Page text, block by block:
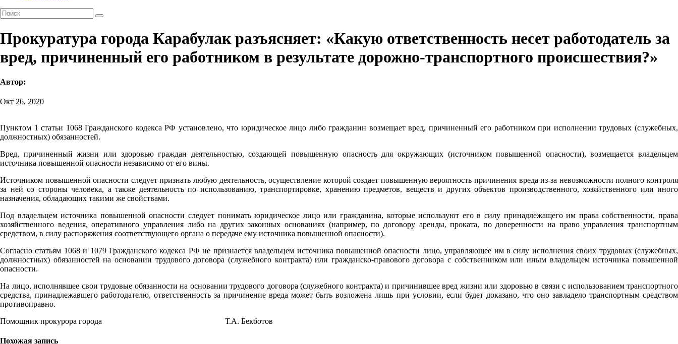
Прокуратура города Карабулак разъясняет: «Какую ответственность несет работодатель за
вред, причиненный его работником в результате дорожно-транспортного происшествия?»
Автор:
Окт 26, 2020
Пунктом 1 статьи 1068 Гражданского кодекса РФ установлено, что юридическое лицо либо гражданин возмещает вред, причиненный его работником при исполнении трудовых (служебных,
должностных) обязанностей.
Вред, причиненный жизни или здоровью граждан деятельностью, создающей повышенную опасность для окружающих (источником повышенной опасности), возмещается владельцем
источника повышенной опасности независимо от его вины.
Источником повышенной опасности следует признать любую деятельность, осуществление которой создает повышенную вероятность причинения вреда из-за невозможности полного контроля
за ней со стороны человека, а также деятельность по использованию, транспортировке, хранению предметов, веществ и других объектов производственного, хозяйственного или иного
назначения, обладающих такими же свойствами.
Под владельцем источника повышенной опасности следует понимать юридическое лицо или гражданина, которые используют его в силу принадлежащего им права собственности, права
хозяйственного ведения, оперативного управления либо на других законных основаниях (например, по договору аренды, проката, по доверенности на право управления транспортным
средством, в силу распоряжения соответствующего органа о передаче ему источника повышенной опасности).
Согласно статьям 1068 и 1079 Гражданского кодекса РФ не признается владельцем источника повышенной опасности лицо, управляющее им в силу исполнения своих трудовых (служебных,
должностных) обязанностей на основании трудового договора (служебного контракта) или гражданско-правового договора с собственником или иным владельцем источника повышенной
опасности.
На лицо, исполнявшее свои трудовые обязанности на основании трудового договора (служебного контракта) и причинившее вред жизни или здоровью в связи с использованием транспортного
средства, принадлежавшего работодателю, ответственность за причинение вреда может быть возложена лишь при условии, если будет доказано, что оно завладело транспортным средством
противоправно.
Помощник прокурора города Т.А. Бекботов
Похожая запись